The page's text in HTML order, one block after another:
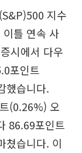
지수
틀 연속 사
시에서 다우
포인트
했습니다.
(0.26%) 오
86.69포인트
쳤습니다. 이